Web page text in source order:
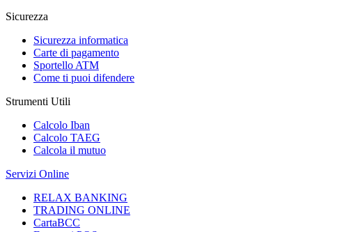
Sicurezza
Sicurezza informatica
Carte di pagamento
Sportello ATM
Come ti puoi difendere
Strumenti Utili
Calcolo Iban
Calcolo TAEG
Calcola il mutuo
Servizi Online
RELAX BANKING
TRADING ONLINE
CartaBCC